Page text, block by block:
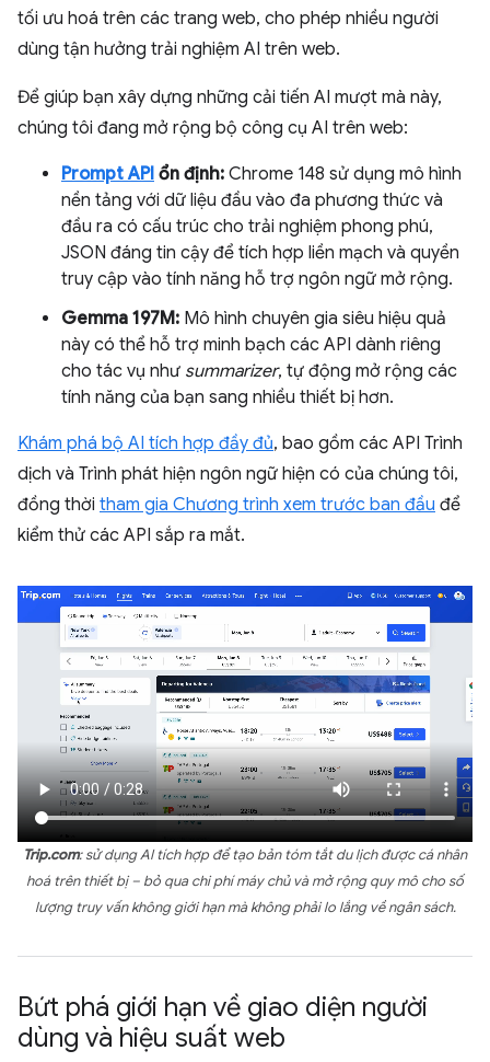
tối ưu hoá trên các trang web, cho phép nhiều người
dùng tận hưởng trải nghiệm AI trên web.
Để giúp bạn xây dựng những cải tiến AI mượt mà này,
chúng tôi đang mở rộng bộ công cụ AI trên web:
Prompt API ổn định: Chrome 148 sử dụng mô hình
nền tảng với dữ liệu đầu vào đa phương thức và
đầu ra có cấu trúc cho trải nghiệm phong phú,
JSON đáng tin cậy để tích hợp liền mạch và quyền
truy cập vào tính năng hỗ trợ ngôn ngữ mở rộng.
Gemma 197M: Mô hình chuyên gia siêu hiệu quả
này có thể hỗ trợ minh bạch các API dành riêng
cho tác vụ như summarizer, tự động mở rộng các
tính năng của bạn sang nhiều thiết bị hơn.
Khám phá bộ AI tích hợp đầy đủ, bao gồm các API Trình
dịch và Trình phát hiện ngôn ngữ hiện có của chúng tôi,
đồng thời tham gia Chương trình xem trước ban đầu để
kiểm thử các API sắp ra mắt.
Trip.com: sử dụng AI tích hợp để tạo bản tóm tắt du lịch được cá nhân
hoá trên thiết bị – bỏ qua chi phí máy chủ và mở rộng quy mô cho số
lượng truy vấn không giới hạn mà không phải lo lắng về ngân sách.
Bứt phá giới hạn về giao diện người
dùng và hiệu suất web